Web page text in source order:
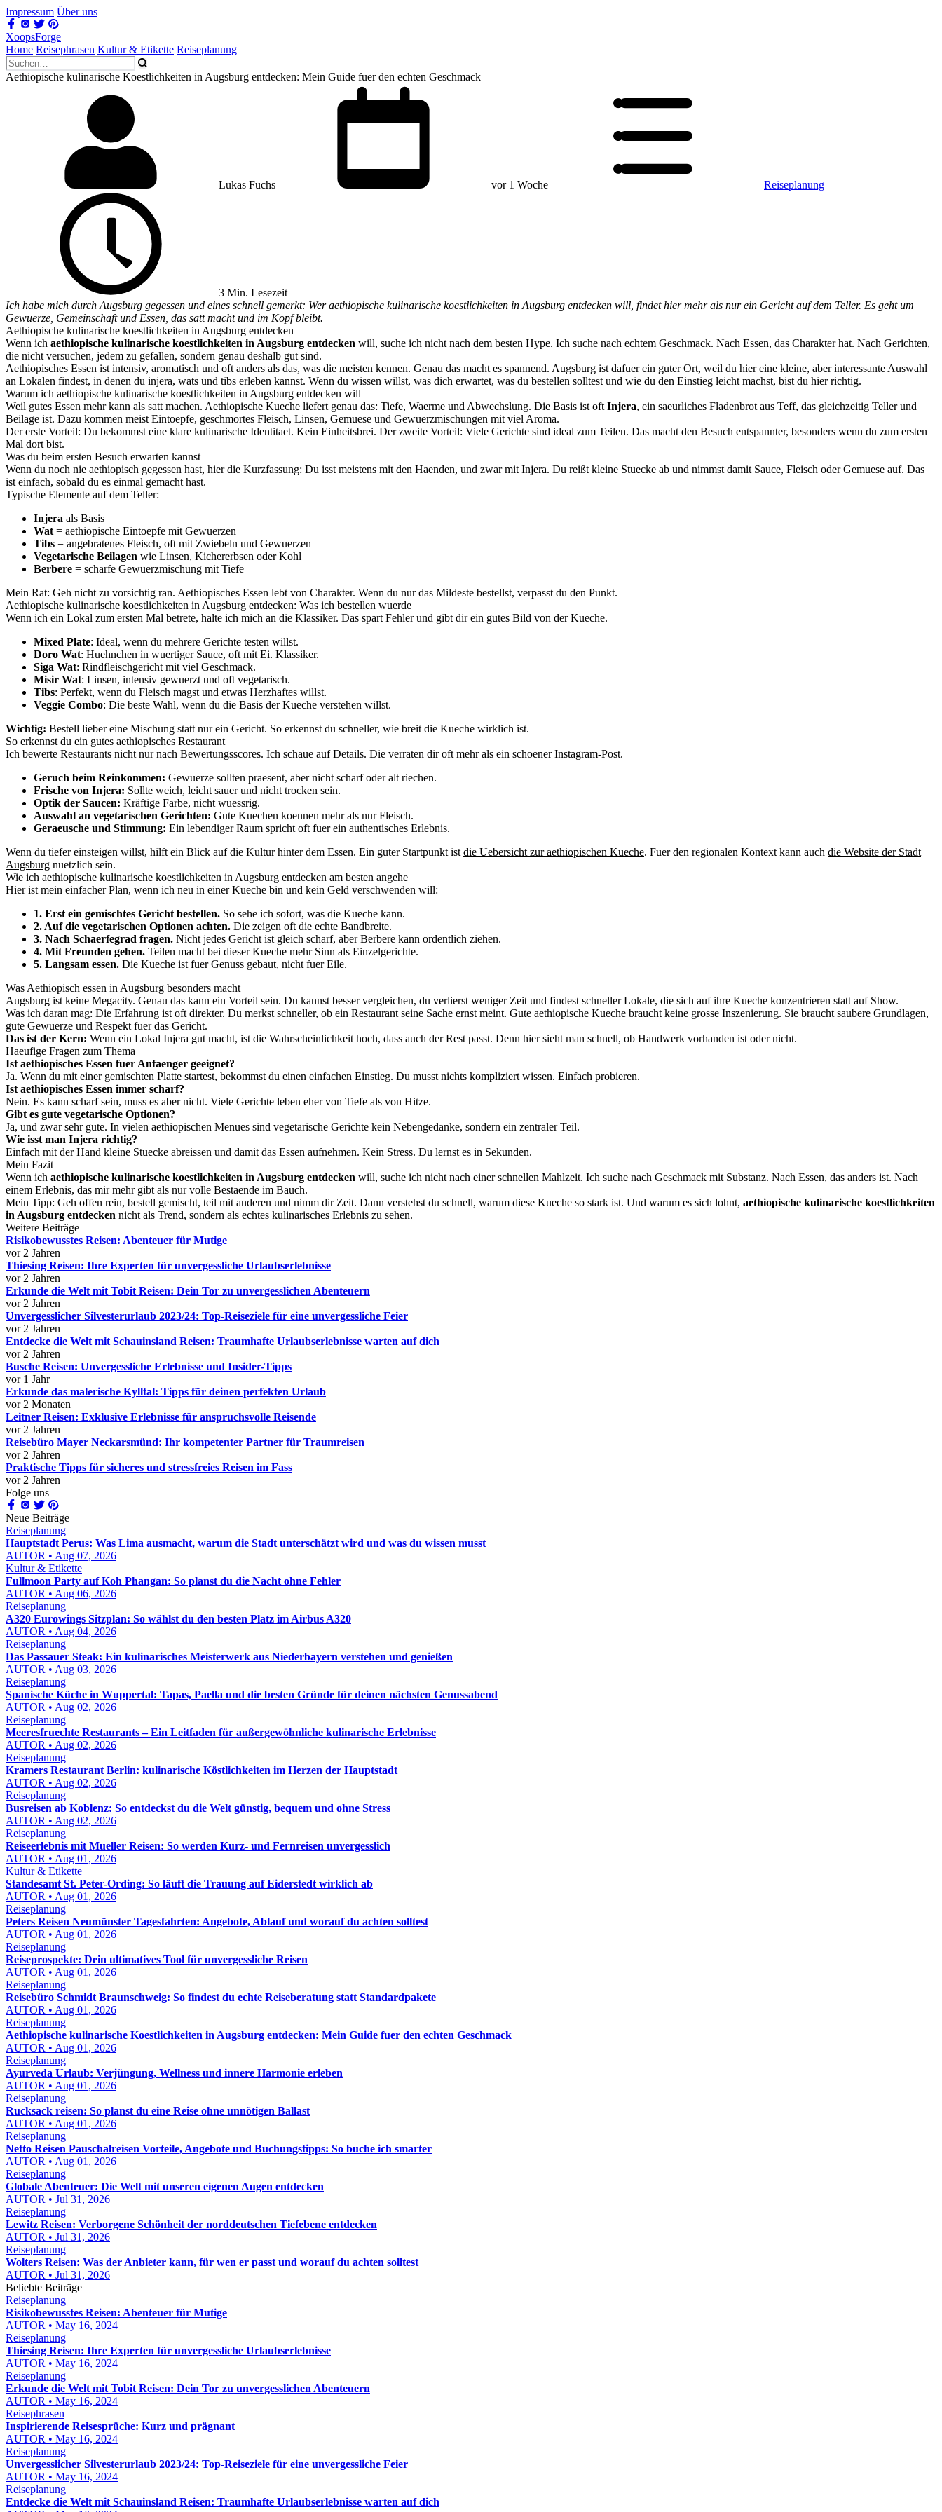
Impressum Über uns
XoopsForge
Home Reisephrasen Kultur & Etikette Reiseplanung
Aethiopische kulinarische Koestlichkeiten in Augsburg entdecken: Mein Guide fuer den echten Geschmack
Lukas Fuchs vor 1 Woche Reiseplanung
3 Min. Lesezeit
Ich habe mich durch Augsburg gegessen und eines schnell gemerkt: Wer aethiopische kulinarische koestlichkeiten in Augsburg entdecken will, findet hier mehr als nur ein Gericht auf dem Teller. Es geht um
Gewuerze, Gemeinschaft und Essen, das satt macht und im Kopf bleibt.
Aethiopische kulinarische koestlichkeiten in Augsburg entdecken
Wenn ich aethiopische kulinarische koestlichkeiten in Augsburg entdecken will, suche ich nicht nach dem besten Hype. Ich suche nach echtem Geschmack. Nach Essen, das Charakter hat. Nach Gerichten,
die nicht versuchen, jedem zu gefallen, sondern genau deshalb gut sind.
Aethiopisches Essen ist intensiv, aromatisch und oft anders als das, was die meisten kennen. Genau das macht es spannend. Augsburg ist dafuer ein guter Ort, weil du hier eine kleine, aber interessante Auswahl
an Lokalen findest, in denen du injera, wats und tibs erleben kannst. Wenn du wissen willst, was dich erwartet, was du bestellen solltest und wie du den Einstieg leicht machst, bist du hier richtig.
Warum ich aethiopische kulinarische koestlichkeiten in Augsburg entdecken will
Weil gutes Essen mehr kann als satt machen. Aethiopische Kueche liefert genau das: Tiefe, Waerme und Abwechslung. Die Basis ist oft Injera, ein saeurliches Fladenbrot aus Teff, das gleichzeitig Teller und
Beilage ist. Dazu kommen meist Eintoepfe, geschmortes Fleisch, Linsen, Gemuese und Gewuerzmischungen mit viel Aroma.
Der erste Vorteil: Du bekommst eine klare kulinarische Identitaet. Kein Einheitsbrei. Der zweite Vorteil: Viele Gerichte sind ideal zum Teilen. Das macht den Besuch entspannter, besonders wenn du zum ersten
Mal dort bist.
Was du beim ersten Besuch erwarten kannst
Wenn du noch nie aethiopisch gegessen hast, hier die Kurzfassung: Du isst meistens mit den Haenden, und zwar mit Injera. Du reißt kleine Stuecke ab und nimmst damit Sauce, Fleisch oder Gemuese auf. Das
ist einfach, sobald du es einmal gemacht hast.
Typische Elemente auf dem Teller:
Injera als Basis
Wat = aethiopische Eintoepfe mit Gewuerzen
Tibs = angebratenes Fleisch, oft mit Zwiebeln und Gewuerzen
Vegetarische Beilagen wie Linsen, Kichererbsen oder Kohl
Berbere = scharfe Gewuerzmischung mit Tiefe
Mein Rat: Geh nicht zu vorsichtig ran. Aethiopisches Essen lebt von Charakter. Wenn du nur das Mildeste bestellst, verpasst du den Punkt.
Aethiopische kulinarische koestlichkeiten in Augsburg entdecken: Was ich bestellen wuerde
Wenn ich ein Lokal zum ersten Mal betrete, halte ich mich an die Klassiker. Das spart Fehler und gibt dir ein gutes Bild von der Kueche.
Mixed Plate: Ideal, wenn du mehrere Gerichte testen willst.
Doro Wat: Huehnchen in wuertiger Sauce, oft mit Ei. Klassiker.
Siga Wat: Rindfleischgericht mit viel Geschmack.
Misir Wat: Linsen, intensiv gewuerzt und oft vegetarisch.
Tibs: Perfekt, wenn du Fleisch magst und etwas Herzhaftes willst.
Veggie Combo: Die beste Wahl, wenn du die Basis der Kueche verstehen willst.
Wichtig: Bestell lieber eine Mischung statt nur ein Gericht. So erkennst du schneller, wie breit die Kueche wirklich ist.
So erkennst du ein gutes aethiopisches Restaurant
Ich bewerte Restaurants nicht nur nach Bewertungsscores. Ich schaue auf Details. Die verraten dir oft mehr als ein schoener Instagram-Post.
Geruch beim Reinkommen: Gewuerze sollten praesent, aber nicht scharf oder alt riechen.
Frische von Injera: Sollte weich, leicht sauer und nicht trocken sein.
Optik der Saucen: Kräftige Farbe, nicht wuessrig.
Auswahl an vegetarischen Gerichten: Gute Kuechen koennen mehr als nur Fleisch.
Geraeusche und Stimmung: Ein lebendiger Raum spricht oft fuer ein authentisches Erlebnis.
Wenn du tiefer einsteigen willst, hilft ein Blick auf die Kultur hinter dem Essen. Ein guter Startpunkt ist die Uebersicht zur aethiopischen Kueche. Fuer den regionalen Kontext kann auch die Website der Stadt
Augsburg nuetzlich sein.
Wie ich aethiopische kulinarische koestlichkeiten in Augsburg entdecken am besten angehe
Hier ist mein einfacher Plan, wenn ich neu in einer Kueche bin und kein Geld verschwenden will:
1. Erst ein gemischtes Gericht bestellen. So sehe ich sofort, was die Kueche kann.
2. Auf die vegetarischen Optionen achten. Die zeigen oft die echte Bandbreite.
3. Nach Schaerfegrad fragen. Nicht jedes Gericht ist gleich scharf, aber Berbere kann ordentlich ziehen.
4. Mit Freunden gehen. Teilen macht bei dieser Kueche mehr Sinn als Einzelgerichte.
5. Langsam essen. Die Kueche ist fuer Genuss gebaut, nicht fuer Eile.
Was Aethiopisch essen in Augsburg besonders macht
Augsburg ist keine Megacity. Genau das kann ein Vorteil sein. Du kannst besser vergleichen, du verlierst weniger Zeit und findest schneller Lokale, die sich auf ihre Kueche konzentrieren statt auf Show.
Was ich daran mag: Die Erfahrung ist oft direkter. Du merkst schneller, ob ein Restaurant seine Sache ernst meint. Gute aethiopische Kueche braucht keine grosse Inszenierung. Sie braucht saubere Grundlagen,
gute Gewuerze und Respekt fuer das Gericht.
Das ist der Kern: Wenn ein Lokal Injera gut macht, ist die Wahrscheinlichkeit hoch, dass auch der Rest passt. Denn hier sieht man schnell, ob Handwerk vorhanden ist oder nicht.
Haeufige Fragen zum Thema
Ist aethiopisches Essen fuer Anfaenger geeignet?
Ja. Wenn du mit einer gemischten Platte startest, bekommst du einen einfachen Einstieg. Du musst nichts kompliziert wissen. Einfach probieren.
Ist aethiopisches Essen immer scharf?
Nein. Es kann scharf sein, muss es aber nicht. Viele Gerichte leben eher von Tiefe als von Hitze.
Gibt es gute vegetarische Optionen?
Ja, und zwar sehr gute. In vielen aethiopischen Menues sind vegetarische Gerichte kein Nebengedanke, sondern ein zentraler Teil.
Wie isst man Injera richtig?
Einfach mit der Hand kleine Stuecke abreissen und damit das Essen aufnehmen. Kein Stress. Du lernst es in Sekunden.
Mein Fazit
Wenn ich aethiopische kulinarische koestlichkeiten in Augsburg entdecken will, suche ich nicht nach einer schnellen Mahlzeit. Ich suche nach Geschmack mit Substanz. Nach Essen, das anders ist. Nach
einem Erlebnis, das mir mehr gibt als nur volle Bestaende im Bauch.
Mein Tipp: Geh offen rein, bestell gemischt, teil mit anderen und nimm dir Zeit. Dann verstehst du schnell, warum diese Kueche so stark ist. Und warum es sich lohnt, aethiopische kulinarische koestlichkeiten
in Augsburg entdecken nicht als Trend, sondern als echtes kulinarisches Erlebnis zu sehen.
Weitere Beiträge
Risikobewusstes Reisen: Abenteuer für Mutige
vor 2 Jahren
Thiesing Reisen: Ihre Experten für unvergessliche Urlaubserlebnisse
vor 2 Jahren
Erkunde die Welt mit Tobit Reisen: Dein Tor zu unvergesslichen Abenteuern
vor 2 Jahren
Unvergesslicher Silvesterurlaub 2023/24: Top-Reiseziele für eine unvergessliche Feier
vor 2 Jahren
Entdecke die Welt mit Schauinsland Reisen: Traumhafte Urlaubserlebnisse warten auf dich
vor 2 Jahren
Busche Reisen: Unvergessliche Erlebnisse und Insider-Tipps
vor 1 Jahr
Erkunde das malerische Kylltal: Tipps für deinen perfekten Urlaub
vor 2 Monaten
Leitner Reisen: Exklusive Erlebnisse für anspruchsvolle Reisende
vor 2 Jahren
Reisebüro Mayer Neckarsmünd: Ihr kompetenter Partner für Traumreisen
vor 2 Jahren
Praktische Tipps für sicheres und stressfreies Reisen im Fass
vor 2 Jahren
Folge uns
Neue Beiträge
Reiseplanung
Hauptstadt Perus: Was Lima ausmacht, warum die Stadt unterschätzt wird und was du wissen musst
AUTOR • Aug 07, 2026
Kultur & Etikette
Fullmoon Party auf Koh Phangan: So planst du die Nacht ohne Fehler
AUTOR • Aug 06, 2026
Reiseplanung
A320 Eurowings Sitzplan: So wählst du den besten Platz im Airbus A320
AUTOR • Aug 04, 2026
Reiseplanung
Das Passauer Steak: Ein kulinarisches Meisterwerk aus Niederbayern verstehen und genießen
AUTOR • Aug 03, 2026
Reiseplanung
Spanische Küche in Wuppertal: Tapas, Paella und die besten Gründe für deinen nächsten Genussabend
AUTOR • Aug 02, 2026
Reiseplanung
Meeresfruechte Restaurants – Ein Leitfaden für außergewöhnliche kulinarische Erlebnisse
AUTOR • Aug 02, 2026
Reiseplanung
Kramers Restaurant Berlin: kulinarische Köstlichkeiten im Herzen der Hauptstadt
AUTOR • Aug 02, 2026
Reiseplanung
Busreisen ab Koblenz: So entdeckst du die Welt günstig, bequem und ohne Stress
AUTOR • Aug 02, 2026
Reiseplanung
Reiseerlebnis mit Mueller Reisen: So werden Kurz- und Fernreisen unvergesslich
AUTOR • Aug 01, 2026
Kultur & Etikette
Standesamt St. Peter-Ording: So läuft die Trauung auf Eiderstedt wirklich ab
AUTOR • Aug 01, 2026
Reiseplanung
Peters Reisen Neumünster Tagesfahrten: Angebote, Ablauf und worauf du achten solltest
AUTOR • Aug 01, 2026
Reiseplanung
Reiseprospekte: Dein ultimatives Tool für unvergessliche Reisen
AUTOR • Aug 01, 2026
Reiseplanung
Reisebüro Schmidt Braunschweig: So findest du echte Reiseberatung statt Standardpakete
AUTOR • Aug 01, 2026
Reiseplanung
Aethiopische kulinarische Koestlichkeiten in Augsburg entdecken: Mein Guide fuer den echten Geschmack
AUTOR • Aug 01, 2026
Reiseplanung
Ayurveda Urlaub: Verjüngung, Wellness und innere Harmonie erleben
AUTOR • Aug 01, 2026
Reiseplanung
Rucksack reisen: So planst du eine Reise ohne unnötigen Ballast
AUTOR • Aug 01, 2026
Reiseplanung
Netto Reisen Pauschalreisen Vorteile, Angebote und Buchungstipps: So buche ich smarter
AUTOR • Aug 01, 2026
Reiseplanung
Globale Abenteuer: Die Welt mit unseren eigenen Augen entdecken
AUTOR • Jul 31, 2026
Reiseplanung
Lewitz Reisen: Verborgene Schönheit der norddeutschen Tiefebene entdecken
AUTOR • Jul 31, 2026
Reiseplanung
Wolters Reisen: Was der Anbieter kann, für wen er passt und worauf du achten solltest
AUTOR • Jul 31, 2026
Beliebte Beiträge
Reiseplanung
Risikobewusstes Reisen: Abenteuer für Mutige
AUTOR • May 16, 2024
Reiseplanung
Thiesing Reisen: Ihre Experten für unvergessliche Urlaubserlebnisse
AUTOR • May 16, 2024
Reiseplanung
Erkunde die Welt mit Tobit Reisen: Dein Tor zu unvergesslichen Abenteuern
AUTOR • May 16, 2024
Reisephrasen
Inspirierende Reisesprüche: Kurz und prägnant
AUTOR • May 16, 2024
Reiseplanung
Unvergesslicher Silvesterurlaub 2023/24: Top-Reiseziele für eine unvergessliche Feier
AUTOR • May 16, 2024
Reiseplanung
Entdecke die Welt mit Schauinsland Reisen: Traumhafte Urlaubserlebnisse warten auf dich